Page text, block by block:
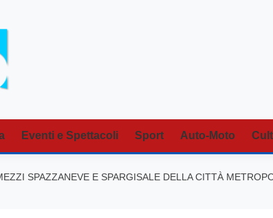
Eventi e Spettacoli Sport Auto-Moto
SPAZZANEVE E SPARGISALE DELLA CITTÀ